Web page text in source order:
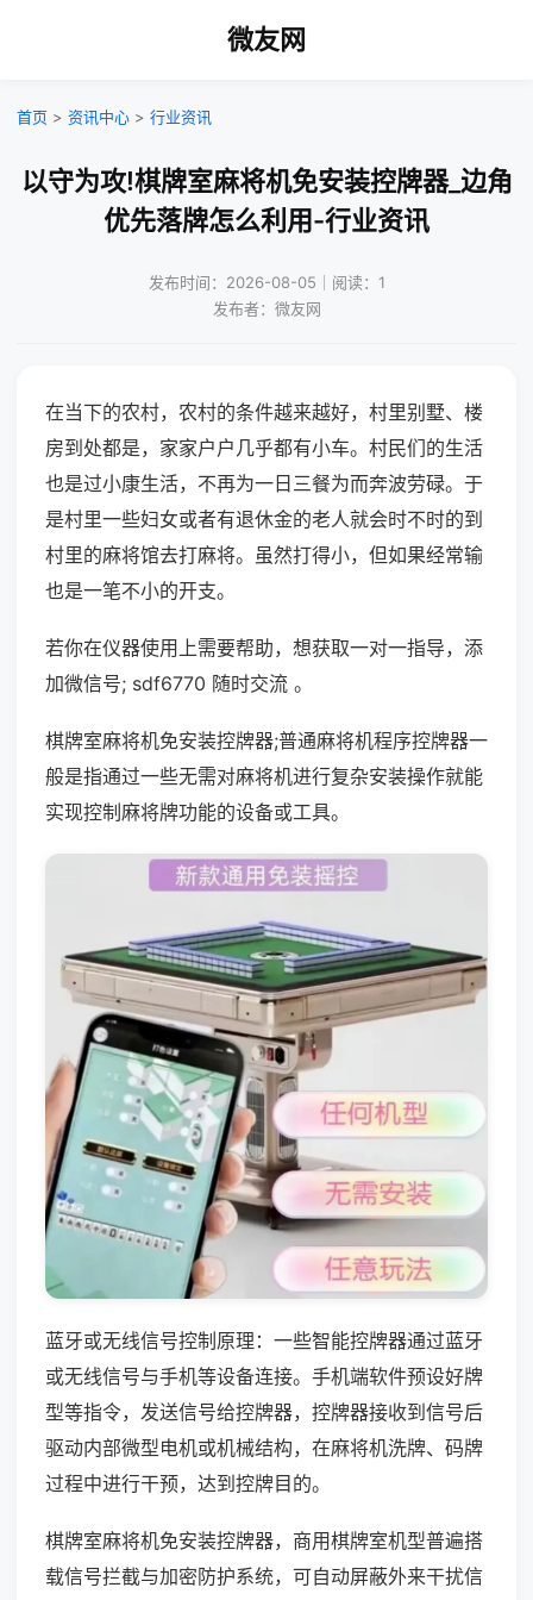
微友网
首页 > 资讯中心 > 行业资讯
以守为攻!棋牌室麻将机免安装控牌器_边角
优先落牌怎么利用-行业资讯
发布时间：2026-08-05｜阅读：1
发布者：微友网
在当下的农村，农村的条件越来越好，村里别墅、楼
房到处都是，家家户户几乎都有小车。村民们的生活
也是过小康生活，不再为一日三餐为而奔波劳碌。于
是村里一些妇女或者有退休金的老人就会时不时的到
村里的麻将馆去打麻将。虽然打得小，但如果经常输
也是一笔不小的开支。
若你在仪器使用上需要帮助，想获取一对一指导，添
加微信号; sdf6770 随时交流 。
棋牌室麻将机免安装控牌器;普通麻将机程序控牌器一
般是指通过一些无需对麻将机进行复杂安装操作就能
实现控制麻将牌功能的设备或工具。
蓝牙或无线信号控制原理：一些智能控牌器通过蓝牙
或无线信号与手机等设备连接。手机端软件预设好牌
型等指令，发送信号给控牌器，控牌器接收到信号后
驱动内部微型电机或机械结构，在麻将机洗牌、码牌
过程中进行干预，达到控牌目的。
棋牌室麻将机免安装控牌器，商用棋牌室机型普遍搭
载信号拦截与加密防护系统，可自动屏蔽外来干扰信